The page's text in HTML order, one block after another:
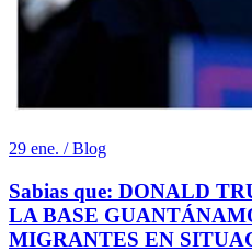
29 ene. / Blog
Sabias que: DONALD
LA BASE
MIGRANTES EN